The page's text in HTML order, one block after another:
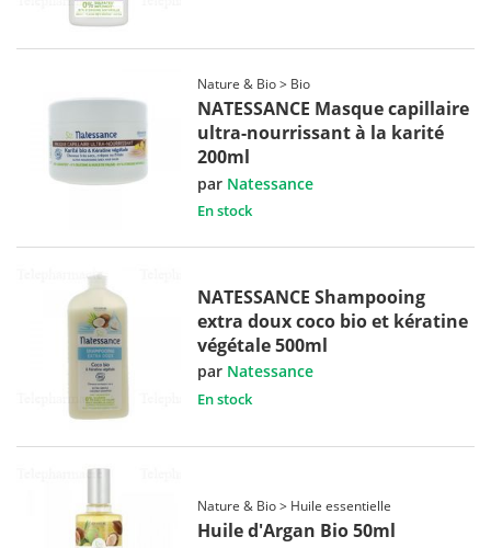
Nature & Bio > Bio
NATESSANCE Masque capillaire
ultra-nourrissant à la karité
200ml
par Natessance
En stock
NATESSANCE Shampooing
extra doux coco bio et kératine
végétale 500ml
par Natessance
En stock
Nature & Bio > Huile essentielle
Huile d'Argan Bio 50ml